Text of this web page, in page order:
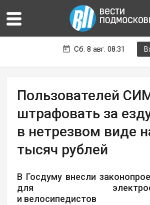
Сб. 8 авг. 08:31
Пользователей
штрафовать за
в нетрезвом виде
тысяч рублей
В Госдуму внесли
для
и велосипедистов